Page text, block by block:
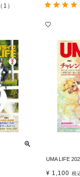
（1）
UMA LIFE
¥ 1,100 税